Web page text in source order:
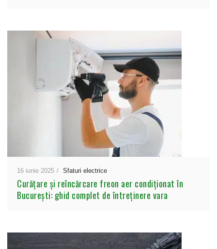
16 iunie 2025 Sfaturi electrice
Curățare și reîncărcare freon aer condiționat în
București: ghid complet de întreținere vara